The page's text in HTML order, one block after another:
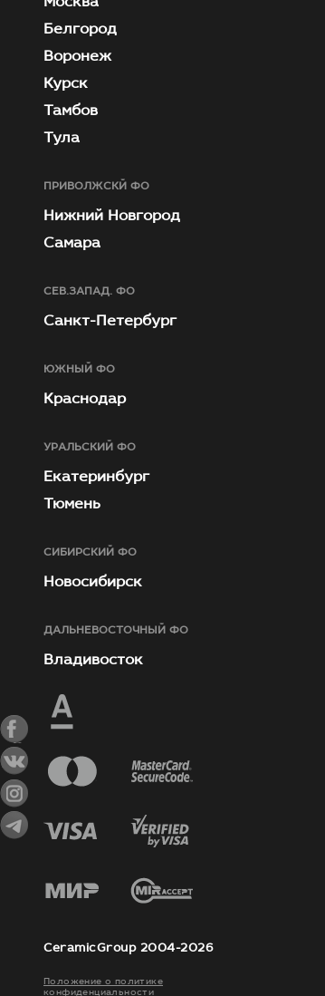
Белгород
Воронеж
Курск
Тамбов
Тула
ПРИВОЛЖСКЙ ФО
Нижний Новгород
Самара
СЕВ.ЗАПАД. ФО
Санкт-Петербург
ЮЖНЫЙ ФО
Краснодар
УРАЛЬСКИЙ ФО
Екатеринбург
Тюмень
СИБИРСКИЙ ФО
Новосибирск
ДАЛЬНЕВОСТОЧНЫЙ ФО
Владивосток
CeramicGroup 2004-2026
Положение о политике
конфиденциальности